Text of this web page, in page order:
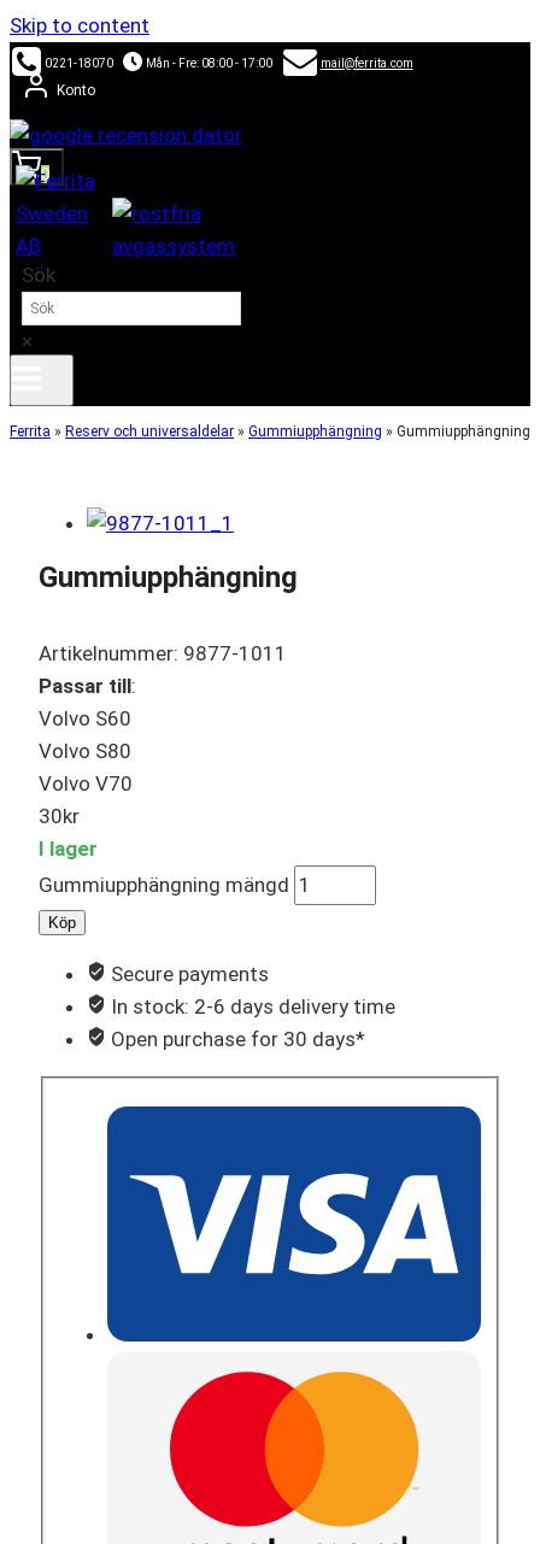
Skip to content
0221-18070 Mån - Fre: 08:00 - 17:00 mail@ferrita.com
Konto
0
Sök
×
Ferrita » Reserv och universaldelar » Gummiupphängning » Gummiupphängning
Gummiupphängning
Artikelnummer: 9877-1011
Passar till:
Volvo S60
Volvo S80
Volvo V70
30kr
I lager
Gummiupphängning mängd
Köp
Secure payments
In stock: 2-6 days delivery time
Open purchase for 30 days*